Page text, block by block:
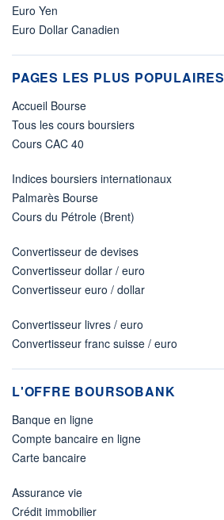
Euro Yen
Euro Dollar Canadien
PAGES LES PLUS POPULAIRES
Accueil Bourse
Tous les cours boursiers
Cours CAC 40
Indices boursiers internationaux
Palmarès Bourse
Cours du Pétrole (Brent)
Convertisseur de devises
Convertisseur dollar / euro
Convertisseur euro / dollar
Convertisseur livres / euro
Convertisseur franc suisse / euro
L'OFFRE BOURSOBANK
Banque en ligne
Compte bancaire en ligne
Carte bancaire
Assurance vie
Crédit immobilier